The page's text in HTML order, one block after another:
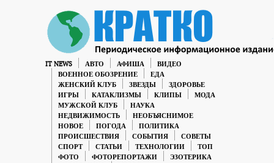
IT NEWS АВТО АФИША
ВИДЕО
ВОЕННОЕ ОБОЗРЕНИЕ
ЕДА
ЖЕНСКИЙ КЛУБ
ЗВЕЗДЫ
ЗДОРОВЬЕ
ИГРЫ
КАТАКЛИЗМЫ КЛИПЫ
МОДА
МУЖСКОЙ КЛУБ
НАУКА
НЕДВИЖИМОСТЬ
НЕОБЪЯСНИМОЕ
НОВОЕ
ПОГОДА
ПОЛИТИКА
ПРОИСШЕСТВИЯ
СОБЫТИЯ
СОВЕТЫ
СПОРТ
СТАТЬИ ТЕХНОЛОГИИ
ТОП
ФОТО
ФОТОРЕПОРТАЖИ
ЭЗОТЕРИКА